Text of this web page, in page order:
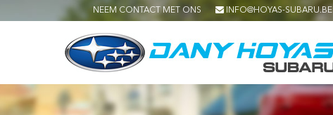
NEEM CONTACT MET ONS INFO@HOYAS-SUBARU.BE